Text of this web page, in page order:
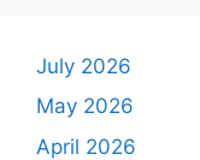
July 2026
May 2026
April 2026